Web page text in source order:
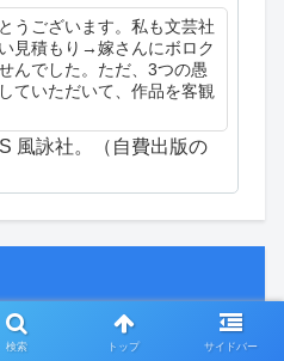
うございます。私も文芸社
見積もり→嫁さんにボロク
んでした。ただ、3つの愚
ていただいて、作品を客観
風詠社。（自費出版の
検索 トップ サイドバー